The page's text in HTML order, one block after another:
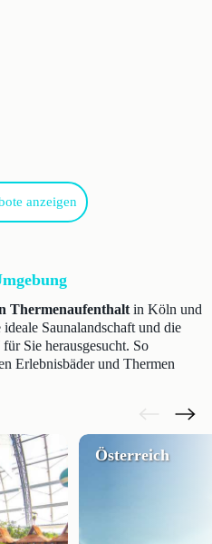
anzeigen
Thermenaufenthalt in Köln und
Saunalandschaft und die
Sie herausgesucht. So
Erlebnisbäder und Thermen
Österreich